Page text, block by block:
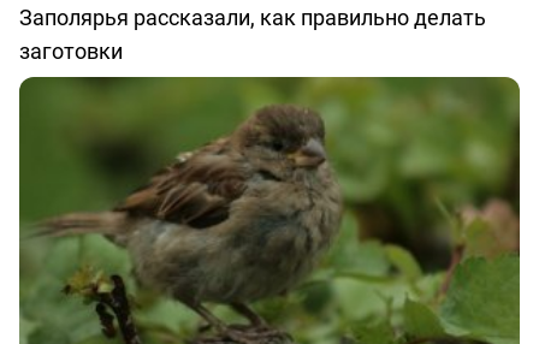
Заполярья рассказали, как правильно делать
заготовки